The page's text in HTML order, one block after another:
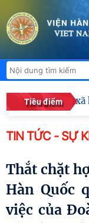
Tiêu điểm
Khoa học xã hội
TIN TỨC - SỰ
Thắt chặt hợp tác văn hóa Việt Nam -
Hàn Quốc
việc của